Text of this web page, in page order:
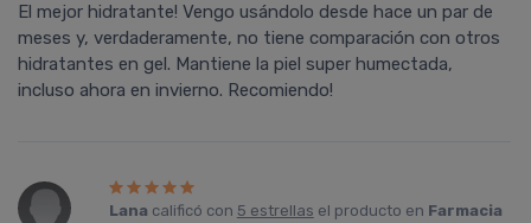
El mejor hidratante! Vengo usándolo desde hace un par de
meses y, verdaderamente, no tiene comparación con otros
hidratantes en gel. Mantiene la piel super humectada,
incluso ahora en invierno. Recomiendo!
Lana calificó con 5 estrellas el producto en Farmacia